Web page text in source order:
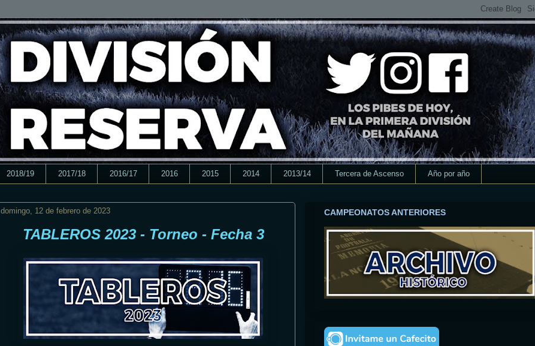
2018/19 2017/18 2016/17 2016 2015 2014 2013/14 Tercera de Ascenso Año por año
domingo, 12 de febrero de 2023
TABLEROS 2023 - Torneo - Fecha 3
CAMPEONATOS ANTERIORES